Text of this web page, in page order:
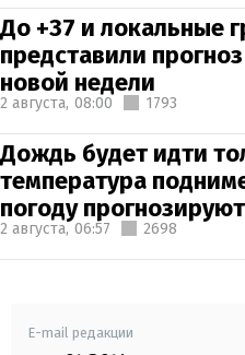
До +37 и локальные
представили
новой недели
2 августа, 08:00 1793
Дождь будет идти
температура
погоду
2 августа, 06:57 2698
E-mail редакции